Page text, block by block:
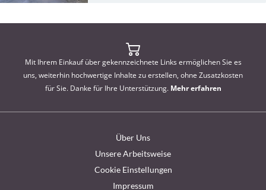
Mit Ihrem Einkauf über gekennzeichnete Links ermöglichen Sie es
uns, weiterhin hochwertige Inhalte zu erstellen, ohne Zusatzkosten
für Sie. Danke für Ihre Unterstützung. Mehr erfahren
Über Uns
Unsere Arbeitsweise
Cookie Einstellungen
Impressum